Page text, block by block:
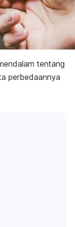
tentang
perbedaannya